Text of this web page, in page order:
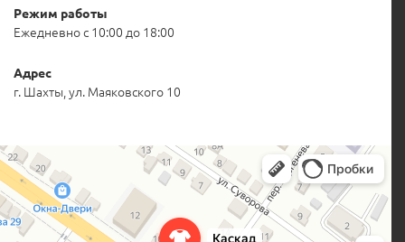
Режим работы
Ежедневно с 10:00 до 18:00
Адрес
г. Шахты, ул. Маяковского 10